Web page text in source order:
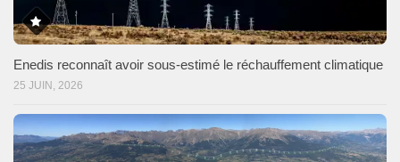
Enedis reconnaît avoir sous-estimé le réchauffement climatique
25 JUIN, 2026